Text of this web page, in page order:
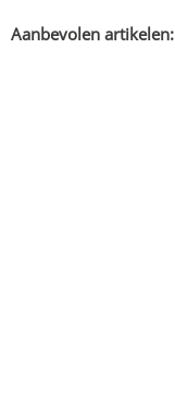
Aanbevolen artikelen: